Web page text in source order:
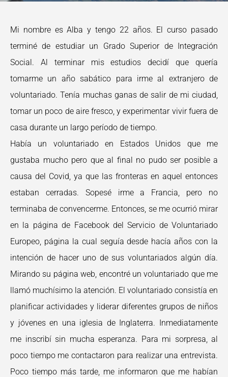
Mi nombre es Alba y tengo 22 años. El curso pasado
terminé de estudiar un Grado Superior de Integración
Social. Al terminar mis estudios decidí que quería
tomarme un año sabático para irme al extranjero de
voluntariado. Tenía muchas ganas de salir de mi ciudad,
tomar un poco de aire fresco, y experimentar vivir fuera de
casa durante un largo período de tiempo.
Había un voluntariado en Estados Unidos que me
gustaba mucho pero que al final no pudo ser posible a
causa del Covid, ya que las fronteras en aquel entonces
estaban cerradas. Sopesé irme a Francia, pero no
terminaba de convencerme. Entonces, se me ocurrió mirar
en la página de Facebook del Servicio de Voluntariado
Europeo, página la cual seguía desde hacía años con la
intención de hacer uno de sus voluntariados algún día.
Mirando su página web, encontré un voluntariado que me
llamó muchísimo la atención. El voluntariado consistía en
planificar actividades y liderar diferentes grupos de niños
y jóvenes en una iglesia de Inglaterra. Inmediatamente
me inscribí sin mucha esperanza. Para mi sorpresa, al
poco tiempo me contactaron para realizar una entrevista.
Poco tiempo más tarde, me informaron que me habían